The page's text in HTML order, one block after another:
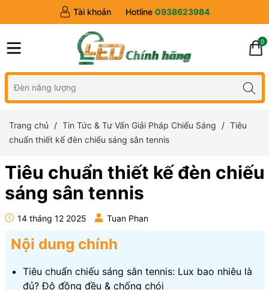
Tài khoản Hotline 0938623984
0
Trang chủ Tin Tức & Tư Vấn Giải Pháp Chiếu Sáng
Tiêu
chuẩn thiết kế đèn chiếu sáng sân tennis
Tiêu chuẩn thiết kế đèn chiếu
sáng sân tennis
14 tháng 12 2025 Tuan Phan
Nội dung chính
Tiêu chuẩn chiếu sáng sân tennis: Lux bao nhiêu là
đủ? Độ đồng đều & chống chói